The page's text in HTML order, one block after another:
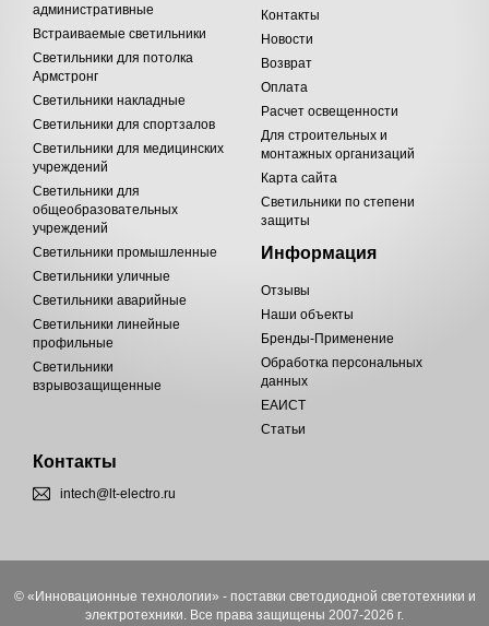
административные
Встраиваемые светильники
Светильники для потолка
Армстронг
Светильники накладные
Светильники для спортзалов
Светильники для медицинских
учреждений
Светильники для
общеобразовательных
учреждений
Светильники промышленные
Светильники уличные
Светильники аварийные
Светильники линейные
профильные
Светильники
взрывозащищенные
Контакты
Новости
Возврат
Оплата
Расчет освещенности
Для строительных и
монтажных организаций
Карта сайта
Светильники по степени
защиты
Информация
Отзывы
Наши объекты
Бренды-Применение
Обработка персональных
данных
ЕАИСТ
Статьи
Контакты
intech@lt-electro.ru
© «Инновационные технологии» - поставки светодиодной светотехники и
электротехники. Все права защищены 2007-2026 г.